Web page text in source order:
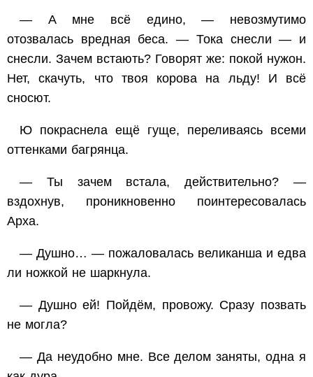
— А мне всё едино, — невозмутимо
отозвалась вредная беса. — Тока снесли — и
снесли. Зачем встають? Говорят же: покой нужон.
Нет, скачуть, что твоя корова на льду! И всё
сносют.
Ю покраснела ещё гуще, переливаясь всеми
оттенками багрянца.
— Ты зачем встала, действительно? —
вздохнув, проникновенно поинтересовалась
Арха.
— Душно… — пожаловалась великанша и едва
ли ножкой не шаркнула.
— Душно ей! Пойдём, провожу. Сразу позвать
не могла?
— Да неудобно мне. Все делом заняты, одна я